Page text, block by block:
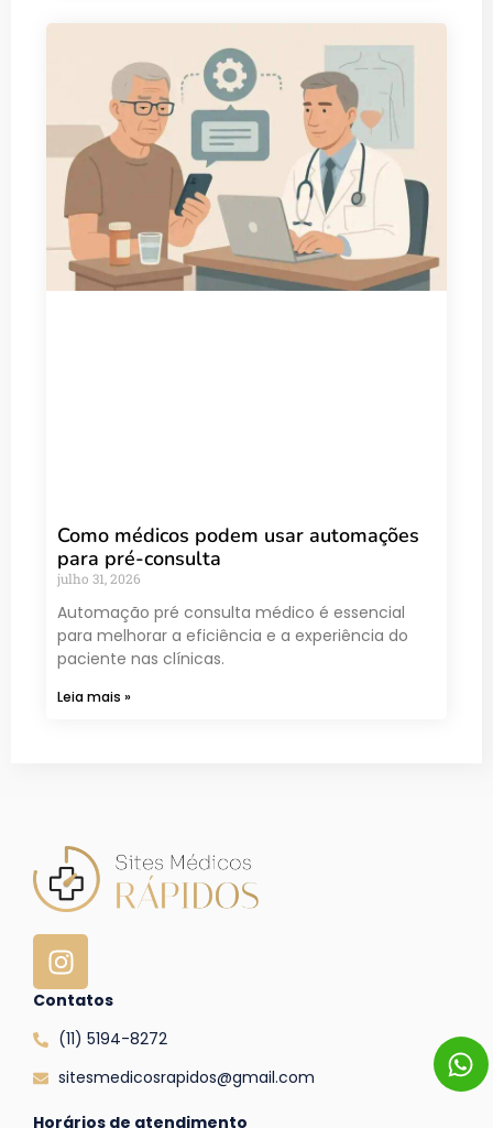
Como médicos podem usar automações
para pré-consulta
julho 31, 2026
Automação pré consulta médico é essencial
para melhorar a eficiência e a experiência do
paciente nas clínicas.
Leia mais »
Contatos
(11) 5194-8272
sitesmedicosrapidos@gmail.com
Horários de atendimento